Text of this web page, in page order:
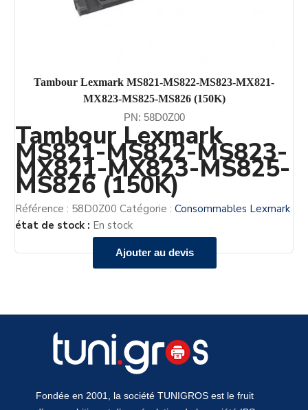
Tambour Lexmark MS821-MS822-MS823-MX821-
MX823-MS825-MS826 (150K)
PN: 58D0Z00
Ajouter au devis
Tambour Lexmark
MS821-MS822-MS823-
MX821-MX823-MS825-
MS826 (150K)
Référence : 58D0Z00 Catégorie :Consommables Lexmark
état de stock : En stock
Fondée en 2001, la société TUNIGROS est le fruit